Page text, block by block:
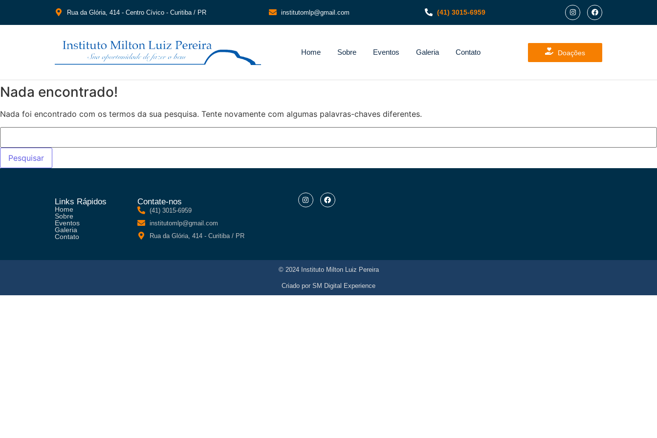
Rua da Glória, 414 - Centro Cívico - Curitiba / PR institutomlp@gmail.com (41) 3015-6959
Home Sobre Eventos Galeria Contato Doações
Nada encontrado!
Nada foi encontrado com os termos da sua pesquisa. Tente novamente com algumas palavras-chaves diferentes.
Links Rápidos
Home
Sobre
Eventos
Galeria
Contato
Contate-nos
(41) 3015-6959
institutomlp@gmail.com
Rua da Glória, 414 - Curitiba / PR
© 2024 Instituto Milton Luiz Pereira
Criado por SM Digital Experience